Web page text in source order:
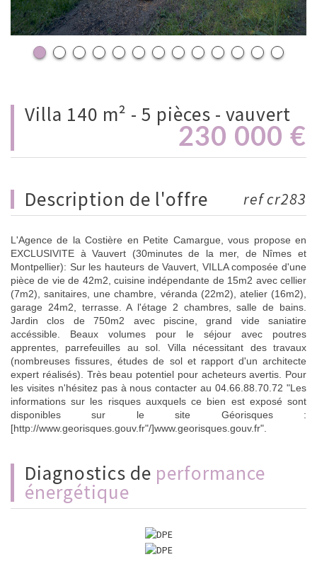
villa 140 m² - 5 pièces - vauvert
230 000 €
description de l'offre ref cr283
L'Agence de la Costière en Petite Camargue, vous propose en
EXCLUSIVITE à Vauvert (30minutes de la mer, de Nîmes et
Montpellier): Sur les hauteurs de Vauvert, VILLA composée d'une
pièce de vie de 42m2, cuisine indépendante de 15m2 avec cellier
(7m2), sanitaires, une chambre, véranda (22m2), atelier (16m2),
garage 24m2, terrasse. A l'étage 2 chambres, salle de bains.
Jardin clos de 750m2 avec piscine, grand vide saniatire
accéssible. Beaux volumes pour le séjour avec poutres
apprentes, parrefeuilles au sol. Villa nécessitant des travaux
(nombreuses fissures, études de sol et rapport d'un architecte
expert réalisés). Très beau potentiel pour acheteurs avertis. Pour
les visites n'hésitez pas à nous contacter au 04.66.88.70.72 "Les
informations sur les risques auxquels ce bien est exposé sont
disponibles sur le site Géorisques :
[http://www.georisques.gouv.fr"/]www.georisques.gouv.fr".
diagnostics de performance
énergétique